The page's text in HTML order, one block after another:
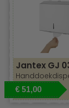
Jantex GJ
€ 51,00